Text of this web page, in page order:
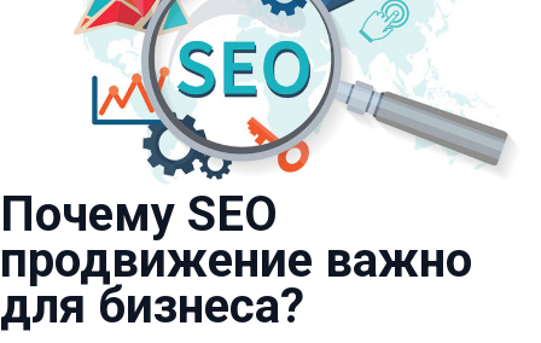
Почему SEO
продвижение важно
для бизнеса?